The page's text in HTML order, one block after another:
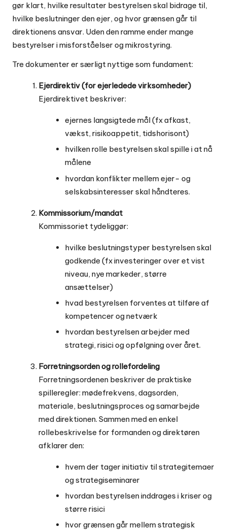
gør klart, hvilke resultater bestyrelsen skal bidrage til,
hvilke beslutninger den ejer, og hvor grænsen går til
direktionens ansvar. Uden den ramme ender mange
bestyrelser i misforståelser og mikrostyring.
Tre dokumenter er særligt nyttige som fundament:
Ejerdirektiv (for ejerledede virksomheder)
Ejerdirektivet beskriver:
ejernes langsigtede mål (fx afkast,
vækst, risikoappetit, tidshorisont)
hvilken rolle bestyrelsen skal spille i at nå
målene
hvordan konflikter mellem ejer- og
selskabsinteresser skal håndteres.
Kommissorium/mandat
Kommissoriet tydeliggør:
hvilke beslutningstyper bestyrelsen skal
godkende (fx investeringer over et vist
niveau, nye markeder, større
ansættelser)
hvad bestyrelsen forventes at tilføre af
kompetencer og netværk
hvordan bestyrelsen arbejder med
strategi, risici og opfølgning over året.
Forretningsorden og rollefordeling
Forretningsordenen beskriver de praktiske
spilleregler: mødefrekvens, dagsorden,
materiale, beslutningsproces og samarbejde
med direktionen. Sammen med en enkel
rollebeskrivelse for formanden og direktøren
afklarer den:
hvem der tager initiativ til strategitemaer
og strategiseminarer
hvordan bestyrelsen inddrages i kriser og
større risici
hvor grænsen går mellem strategisk